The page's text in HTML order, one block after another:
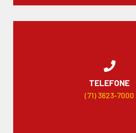
TELEFONE
(71) 3623-7000